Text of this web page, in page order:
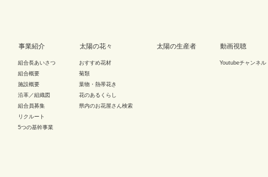
事業紹介
組合長あいさつ
組合概要
施設概要
沿革／組織図
組合員募集
リクルート
5つの基幹事業
太陽の花々
おすすめ花材
菊類
葉物・熱帯花き
花のあるくらし
県内のお花屋さん検索
太陽の生産者 動画視聴
Youtubeチャンネル